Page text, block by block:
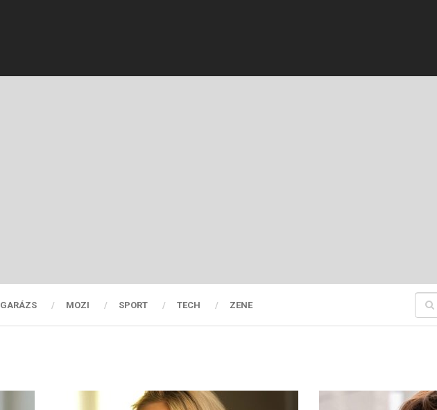
GARÁZS MOZI SPORT TECH ZENE